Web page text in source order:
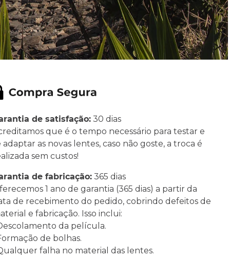
de satisfação:30 dias
que é o tempo necessário para testar e
adaptar as novas lentes, caso não goste, a troca é
sem custos!
de fabricação:365 dias
1 ano de garantia (365 dias) a partir da
de recebimento do pedido, cobrindo defeitos de
e fabricação. Isso inclui:
da película.
de bolhas.
falha no material das lentes.